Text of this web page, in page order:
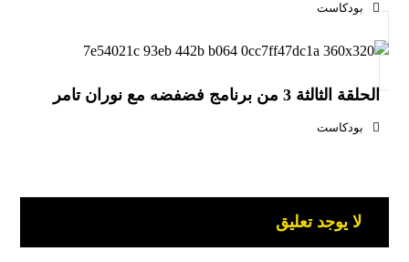
بودكاست
الحلقة الثالثة 3 من برنامج فضفضه مع نوران تامر
بودكاست
لا يوجد تعليق